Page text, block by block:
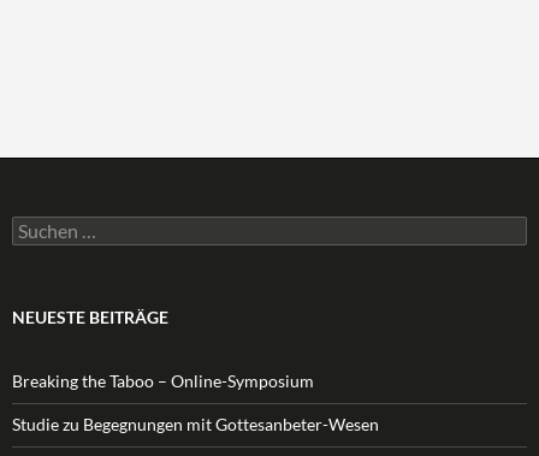
Suchen
nach:
NEUESTE BEITRÄGE
Breaking the Taboo – Online-Symposium
Studie zu Begegnungen mit Gottesanbeter-Wesen